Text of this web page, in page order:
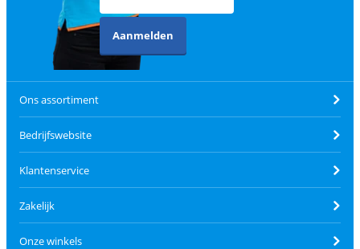
Aanmelden
Ons assortiment
Bedrijfswebsite
Klantenservice
Zakelijk
Onze winkels